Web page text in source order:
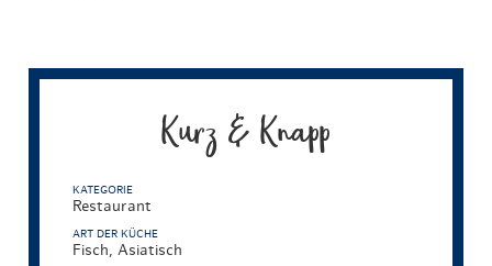
Kurz & Knapp
KATEGORIE
Restaurant
ART DER KÜCHE
Fisch, Asiatisch